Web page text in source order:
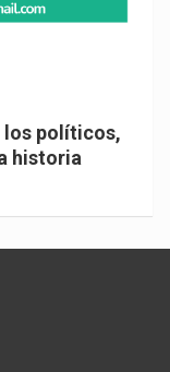
los políticos,
historia